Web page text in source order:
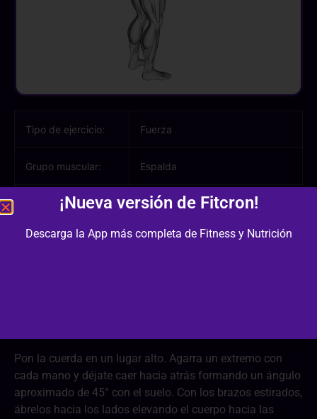
Tipo de ejercicio: Fuerza
Grupo muscular: Espalda
Músculos
Dorsal, Trapecio, Bíceps
Pon la cuerda en un lugar alto. Agarra un extremo con
cada mano y déjate caer hacia atrás formando un ángulo
aproximado de 45° con el suelo. Con los brazos estirados,
ábrelos hacia los lados elevando el cuerpo hacia las
¡Nueva versión de Fitcron!
Descarga la App más completa de Fitness y Nutrición